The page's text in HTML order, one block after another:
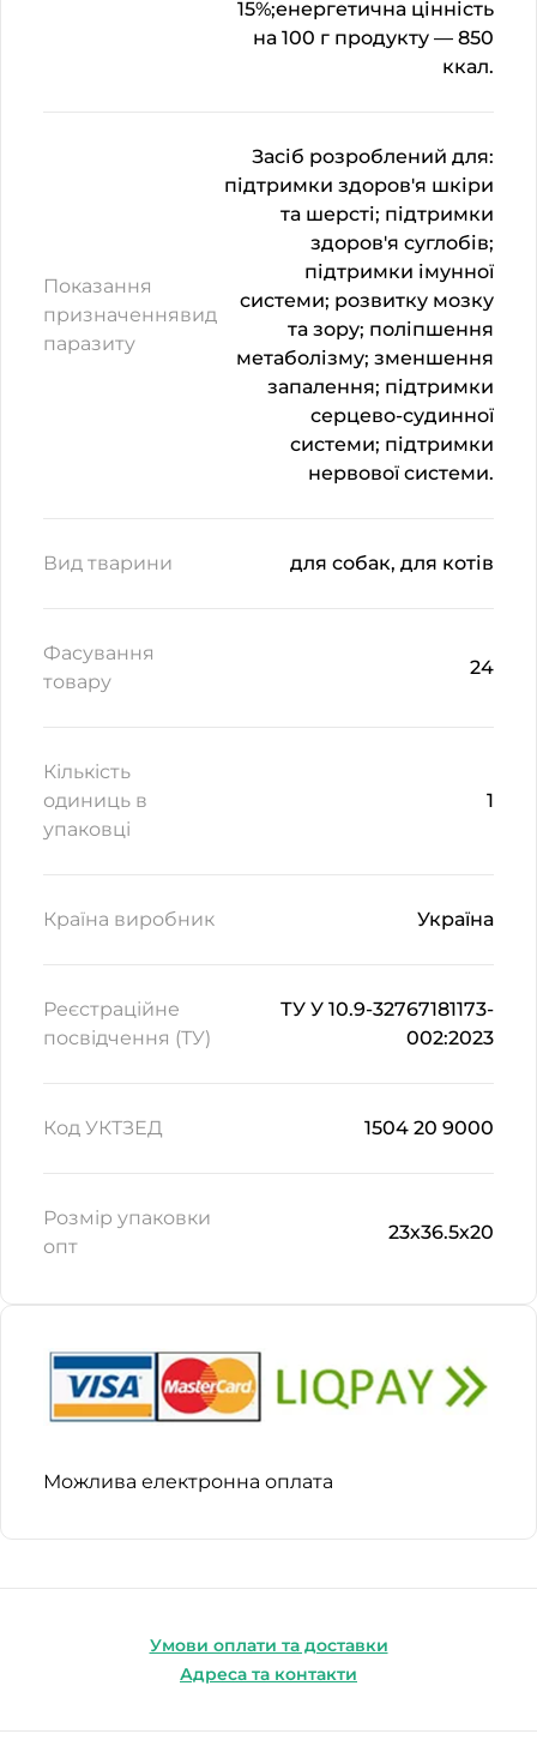
15%;енергетична цінність
на 100 г продукту — 850
ккал.
Показання
призначеннявид
паразиту
Засіб розроблений для:
підтримки здоров'я шкіри
та шерсті; підтримки
здоров'я суглобів;
підтримки імунної
системи; розвитку мозку
та зору; поліпшення
метаболізму; зменшення
запалення; підтримки
серцево-судинної
системи; підтримки
нервової системи.
Вид тварини для собак, для котів
Фасування
товару
24
Кількість
одиниць в
упаковці
1
Країна виробник Україна
Реєстраційне
посвідчення (ТУ)
ТУ У 10.9-32767181173-
002:2023
Код УКТЗЕД 1504 20 9000
Розмір упаковки
опт
23х36.5х20
Можлива електронна оплата
Умови оплати та доставки
Адреса та контакти